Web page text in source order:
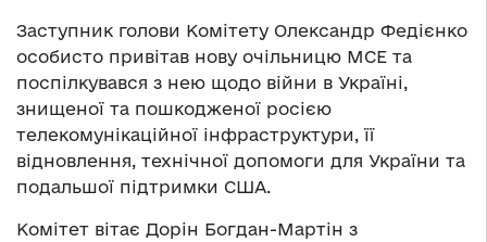
Заступник голови Комітету Олександр Федієнко
особисто привітав нову очільницю МСЕ та
поспілкувався з нею щодо війни в Україні,
знищеної та пошкодженої росією
телекомунікаційної інфраструктури, її
відновлення, технічної допомоги для України та
подальшої підтримки США.
Комітет вітає Дорін Богдан-Мартін з